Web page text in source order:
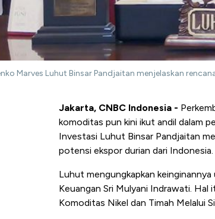
Marves Luhut Binsar Pandjaitan menjelaskan
Jakarta, CNBC Indonesia -
komoditas pun kini ikut andil dalam
Investasi Luhut Binsar Pandjaitan
potensi ekspor durian dari Indonesia.
Luhut mengungkapkan
Keuangan Sri Mulyani Indrawati. Hal
Komoditas Nikel dan Timah Melalui